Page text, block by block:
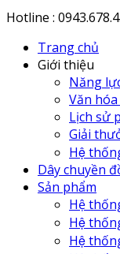
Hotline :
Trang chủ
Giới thiệu
Năng
Văn
Lịch sử
Giải
Hệ
Dây chuyền
Sản phẩm
Hệ
Hệ
Hệ